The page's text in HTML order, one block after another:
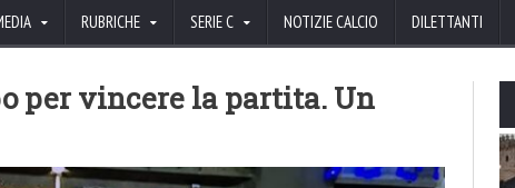
RUBRICHE SERIE C NOTIZIE CALCIO DILETTANTI
per vincere la partita. Un